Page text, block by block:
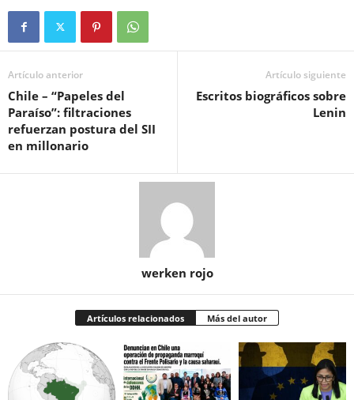
Artículo anterior
Chile – “Papeles del
Paraíso”: filtraciones
refuerzan postura del SII
en millonario
Artículo siguiente
Escritos biográficos sobre
Lenin
werken rojo
Artículos relacionados Más del autor